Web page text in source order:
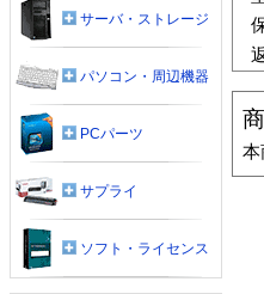
本
サーバ・ストレージ
パソコン・周辺機器
PCパーツ
サプライ
ソフト・ライセンス